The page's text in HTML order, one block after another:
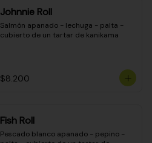
Johnnie Roll
Salmón apanado - lechuga - palta -
cubierto de un tartar de kanikama
$8.200
Fish Roll
Pescado blanco apanado - pepino -